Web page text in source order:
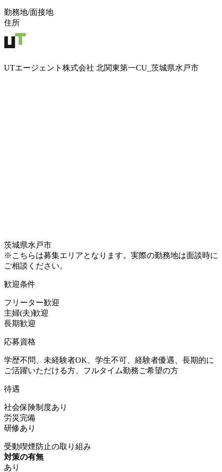
勤務地/面接地
住所
UTエージェント株式会社 北関東第一CU_茨城県水戸市
茨城県水戸市
※こちらは募集エリアとなります。実際の勤務地は面談時に
ご相談ください。
歓迎条件
フリーター歓迎
主婦(夫)歓迎
長期歓迎
応募資格
学歴不問、未経験者OK、学生不可、経験者優遇、長期的に
ご活躍いただける方、フルタイム勤務ご希望の方
待遇
社会保険制度あり
労災完備
研修あり
受動喫煙防止の取り組み
対策の有無
あり